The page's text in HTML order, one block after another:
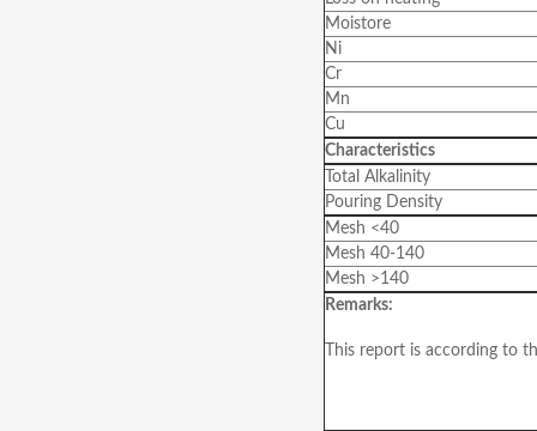
Moistore
Ni
Cr
Mn
Cu
Characteristics
Total Alkalinity
Pouring Density
Mesh <40
Mesh 40-140
Mesh >140
Remarks:
This report is according to